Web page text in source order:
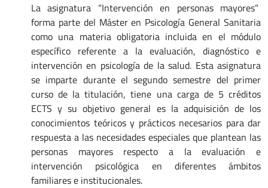
La asignatura “Intervención en personas mayores”
forma parte del Máster en Psicología General Sanitaria
como una materia obligatoria incluida en el módulo
específico referente a la evaluación, diagnóstico e
intervención en psicología de la salud. Esta asignatura
se imparte durante el segundo semestre del primer
curso de la titulación, tiene una carga de 5 créditos
ECTS y su objetivo general es la adquisición de los
conocimientos teóricos y prácticos necesarios para dar
respuesta a las necesidades especiales que plantean las
personas mayores respecto a la evaluación e
intervención psicológica en diferentes ámbitos
familiares e institucionales.